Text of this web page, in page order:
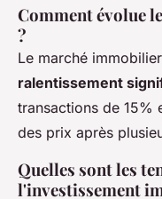
Comment évolue
?
Le marché
ralentissement
transactions de 15%
des prix après
Quelles sont les
l'investissement